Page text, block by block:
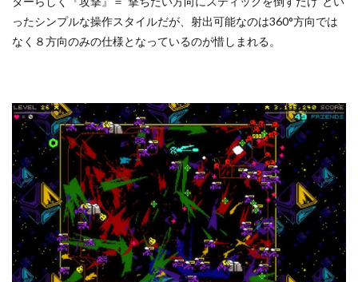
ったシンプルな操作スタイルだが、射出可能なのは360°方向では
なく８方向のみの仕様となっているのが惜しまれる。